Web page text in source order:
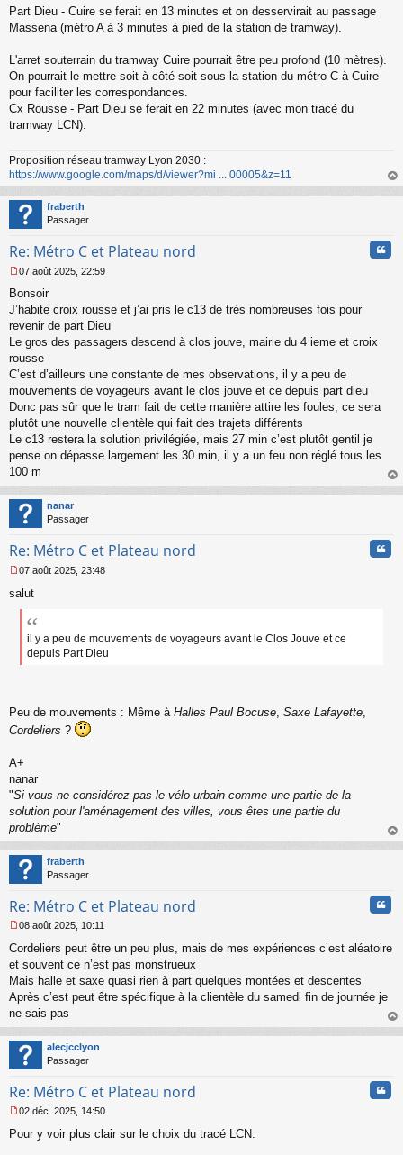
n
o
u
Part Dieu - Cuire se ferait en 13 minutes et on desservirait au passage
Massena (métro A à 3 minutes à pied de la station de tramway).
L'arret souterrain du tramway Cuire pourrait être peu profond (10 mètres).
On pourrait le mettre soit à côté soit sous la station du métro C à Cuire
pour faciliter les correspondances.
Cx Rousse - Part Dieu se ferait en 22 minutes (avec mon tracé du
tramway LCN).
Proposition réseau tramway Lyon 2030 :
https://www.google.com/maps/d/viewer?mi ... 00005&z=11
au
fraberth
Passager
Re: Métro C et Plateau nord
e
s
s
g
e
n
o
n
u
07 août 2025, 22:59
Bonsoir
J’habite croix rousse et j’ai pris le c13 de très nombreuses fois pour
revenir de part Dieu
Le gros des passagers descend à clos jouve, mairie du 4 ieme et croix
rousse
C’est d’ailleurs une constante de mes observations, il y a peu de
mouvements de voyageurs avant le clos jouve et ce depuis part dieu
Donc pas sûr que le tram fait de cette manière attire les foules, ce sera
plutôt une nouvelle clientèle qui fait des trajets différents
Le c13 restera la solution privilégiée, mais 27 min c’est plutôt gentil je
pense on dépasse largement les 30 min, il y a un feu non réglé tous les
100 m
au
nanar
Passager
Re: Métro C et Plateau nord
e
s
l
u
07 août 2025, 23:48
salut
il y a peu de mouvements de voyageurs avant le Clos Jouve et ce
depuis Part Dieu
Peu de mouvements : Même à Halles Paul Bocuse Saxe Lafayette
Cordeliers ?
A+
nanar
"Si vous ne considérez pas le vélo urbain comme une partie de la
solution pour l'aménagement des villes, vous êtes une partie du
problème"
au
fraberth
Passager
Re: Métro C et Plateau nord
e
s
g
e
n
o
n
l
08 août 2025, 10:11
Cordeliers peut être un peu plus, mais de mes expériences c’est aléatoire
et souvent ce n’est pas monstrueux
Mais halle et saxe quasi rien à part quelques montées et descentes
Après c’est peut être spécifique à la clientèle du samedi fin de journée je
ne sais pas
au
alecjcclyon
Passager
Re: Métro C et Plateau nord
e
02 déc. 2025, 14:50
Pour y voir plus clair sur le choix du tracé LCN.